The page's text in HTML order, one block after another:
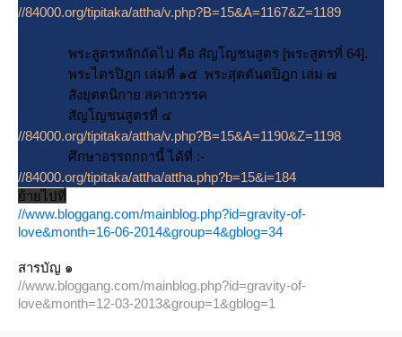
//84000.org/tipitaka/attha/v.php?B=15&A=1167&Z=1189
พระสูตรหลักถัดไป คือ สัญโญชนสูตร [พระสูตรที่ 64].
พระไตรปิฎก เล่มที่ ๑๕ พระสุตตันตปิฎก เล่ม ๗
สังยุตตนิกาย สคาถวรรค
สัญโญชนสูตรที่ ๔
//84000.org/tipitaka/attha/v.php?B=15&A=1190&Z=1198
ศึกษาอรรถกถานี้ ได้ที่ :-
//84000.org/tipitaka/attha/attha.php?b=15&i=184
้ายไปที่
//www.bloggang.com/mainblog.php?id=gravity-of-
love&month=16-06-2014&group=4&gblog=34
สารบัญ ๑
//www.bloggang.com/mainblog.php?id=gravity-of-
love&month=12-03-2013&group=1&gblog=1